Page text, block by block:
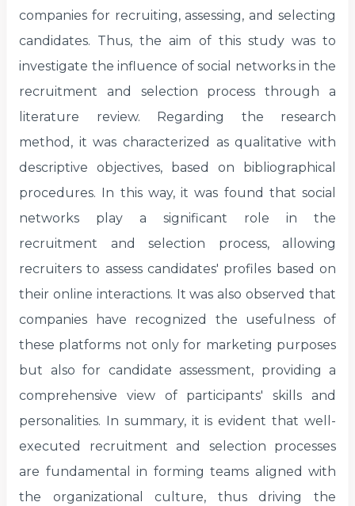
companies for recruiting, assessing, and selecting
candidates. Thus, the aim of this study was to
investigate the influence of social networks in the
recruitment and selection process through a
literature review. Regarding the research
method, it was characterized as qualitative with
descriptive objectives, based on bibliographical
procedures. In this way, it was found that social
networks play a significant role in the
recruitment and selection process, allowing
recruiters to assess candidates' profiles based on
their online interactions. It was also observed that
companies have recognized the usefulness of
these platforms not only for marketing purposes
but also for candidate assessment, providing a
comprehensive view of participants' skills and
personalities. In summary, it is evident that well-
executed recruitment and selection processes
are fundamental in forming teams aligned with
the organizational culture, thus driving the